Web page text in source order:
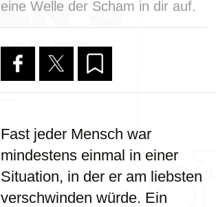
eine Welle der Scham in dir auf.
Fast jeder Mensch war
mindestens einmal in einer
Situation, in der er am liebsten
verschwinden würde. Ein